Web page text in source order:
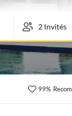
99%